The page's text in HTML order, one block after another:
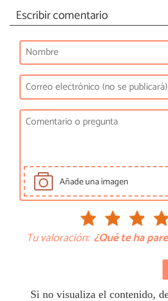
Escribir comentario
Añade una imagen
Tu valoración: ¿Qué te ha
Si no visualiza el contenido,